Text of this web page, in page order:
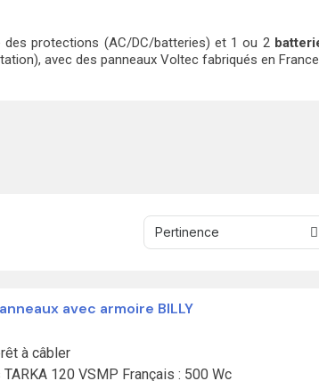
des protections (AC/DC/batteries) et 1 ou 2
avec des panneaux Voltec fabriqués en France
avec armoire BILLY
à câbler
120 VSMP Français : 500 Wc